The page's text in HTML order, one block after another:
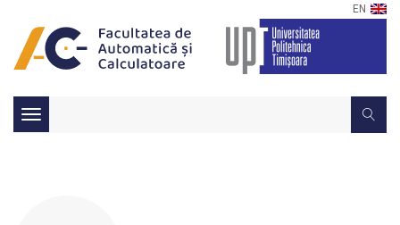
EN
Toggle
navigation